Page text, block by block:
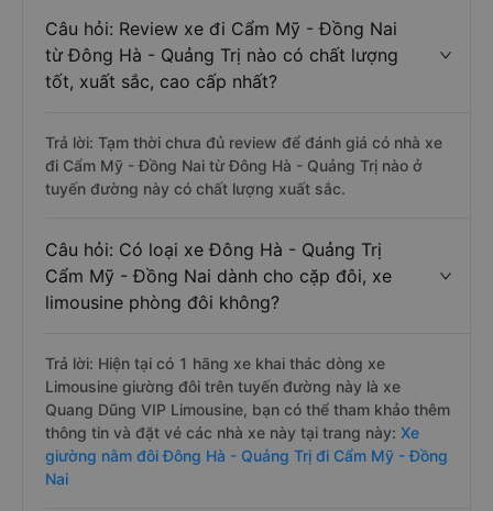
Câu hỏi: Review xe đi Cẩm Mỹ - Đồng Nai
từ Đông Hà - Quảng Trị nào có chất lượng
tốt, xuất sắc, cao cấp nhất?
Trả lời: Tạm thời chưa đủ review để đánh giá có nhà xe
đi Cẩm Mỹ - Đồng Nai từ Đông Hà - Quảng Trị nào ở
tuyến đường này có chất lượng xuất sắc.
Câu hỏi: Có loại xe Đông Hà - Quảng Trị
Cẩm Mỹ - Đồng Nai dành cho cặp đôi, xe
limousine phòng đôi không?
Trả lời: Hiện tại có 1 hãng xe khai thác dòng xe
Limousine giường đôi trên tuyến đường này là xe
Quang Dũng VIP Limousine, bạn có thể tham khảo thêm
thông tin và đặt vé các nhà xe này tại trang này: Xe
giường nằm đôi Đông Hà - Quảng Trị đi Cẩm Mỹ - Đồng
Nai